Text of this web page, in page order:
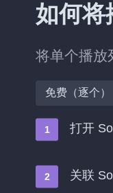
如何
将单个播放
免费（逐个）
打开
关联